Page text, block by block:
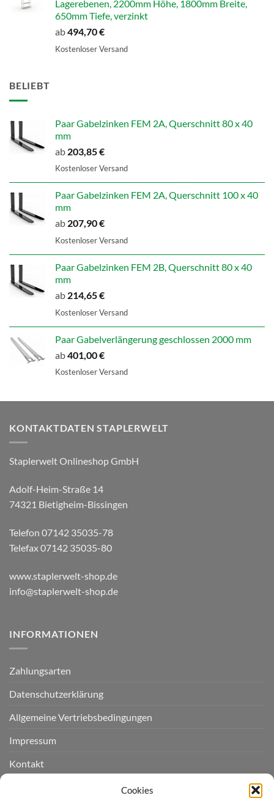
Cookies
Lagerebenen, 2200mm Höhe, 1800mm Breite,
650mm Tiefe, verzinkt
ab494,70€
Kostenloser Versand
BELIEBT
Paar Gabelzinken FEM 2A, Querschnitt 80 x 40
mm
ab 203,85€
Kostenloser Versand
Paar Gabelzinken FEM 2A, Querschnitt 100 x 40
mm
ab 207,90€
Kostenloser Versand
Paar Gabelzinken FEM 2B, Querschnitt 80 x 40
mm
ab 214,65€
Kostenloser Versand
Paar Gabelverlängerung geschlossen 2000 mm
ab401,00€
Kostenloser Versand
KONTAKTDATEN STAPLERWELT
Staplerwelt Onlineshop GmbH
Adolf-Heim-Straße 14
74321 Bietigheim-Bissingen
Telefon 07142 35035-78
Telefax 07142 35035-80
www.staplerwelt-shop.de
info@staplerwelt-shop.de
INFORMATIONEN
Zahlungsarten
Datenschutzerklärung
Allgemeine Vertriebsbedingungen
Impressum
Kontakt